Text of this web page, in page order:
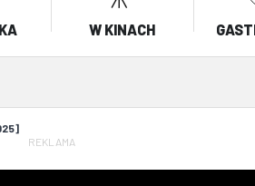
W KINACH
REKLAMA